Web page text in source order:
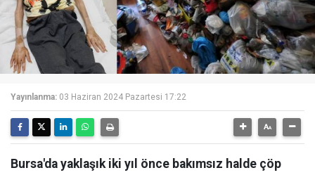
Yayınlanma: 03 Haziran 2024 Pazartesi 17:22
Bursa'da yaklaşık iki yıl önce bakımsız halde çöp